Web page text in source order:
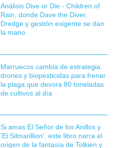
Análisis Dive or Die - Children of
Rain, donde Dave the Diver,
Dredge y gestión exigente se dan
la mano
Marruecos cambia de estrategia:
drones y biopesticidas para frenar
la plaga que devora 80 toneladas
de cultivos al día
Si amas El Señor de los Anillos y
'El Silmarillion', este libro narra el
origen de la fantasía de Tolkien y